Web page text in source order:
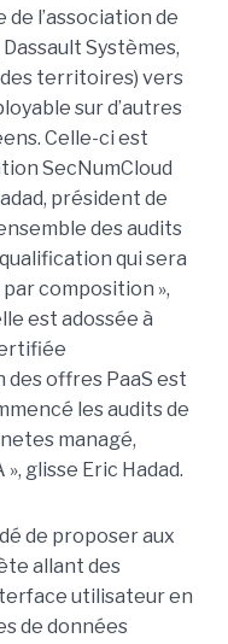
l’association de
Systèmes,
territoires) vers
sur d’autres
Celle-ci est
SecNumCloud
président de
des audits
qui sera
composition »,
est adossée à
des offres PaaS est
les audits de
managé,
glisse Eric Hadad.
de proposer aux
allant des
utilisateur en
de données